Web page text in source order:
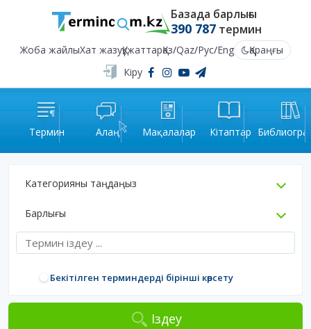
Базада барлығы
390 787термин
Жоба жайлыХат жазуҚұжаттарҚаз/Qaz/Рус/Eng
Қараңғы
Кіру
Термин Алаң Мақалалар Кітаптар
Категорияны таңдаңыз
Барлығы
Бекітілген терминдерді бірінші көрсету
Іздеу